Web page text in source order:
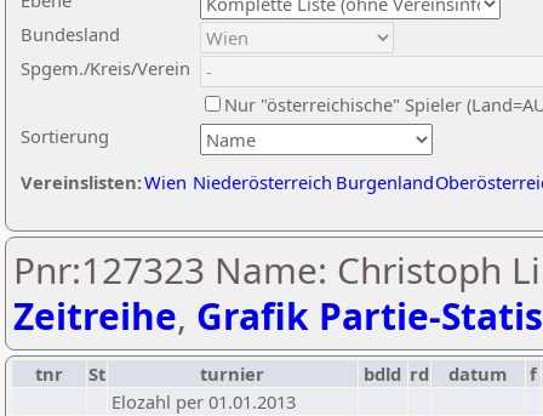
Sortierung
Bundesland
Spgem./Kreis/Verein
Nur "österreichische" Spieler
Vereinslisten:Wien Niederösterreich Burgenland
Pnr:127323 Name: Christoph
Zeitreihe, Grafik Partie-
tnr St turnier bdld rd datum
f
Elozahl per 01.01.2013